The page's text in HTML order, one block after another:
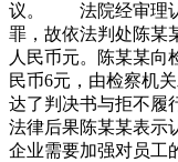
议。 法院经审理认
罪，故依法判处陈某
人民币元。陈某某向
民币6元，由检察
达了判决书与拒不履
法律后果陈某某表
企业需要加强对员工